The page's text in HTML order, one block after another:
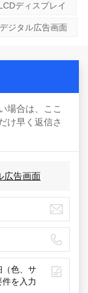
ディスプレイ
ジタル広告画面
場合は、ここ
け早く返信さ
広告画面